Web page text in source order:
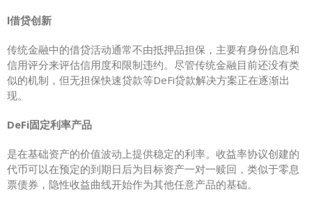
l借贷创新
传统金融中的借贷活动通常不由抵押品担保，主要有身份信息和
信用评分来评估信用度和限制违约。尽管传统金融目前还没有类
似的机制，但无担保快速贷款等DeFi贷款解决方案正在逐渐出
现。
DeFi固定利率产品
是在基础资产的价值波动上提供稳定的利率。收益率协议创建的
代币可以在预定的到期日后为目标资产一对一赎回，类似于零息
票债券，隐性收益曲线开始作为其他任意产品的基础。